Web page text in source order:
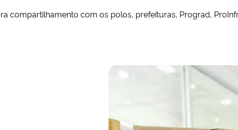
compartilhamento com os polos, prefeituras, Prograd,